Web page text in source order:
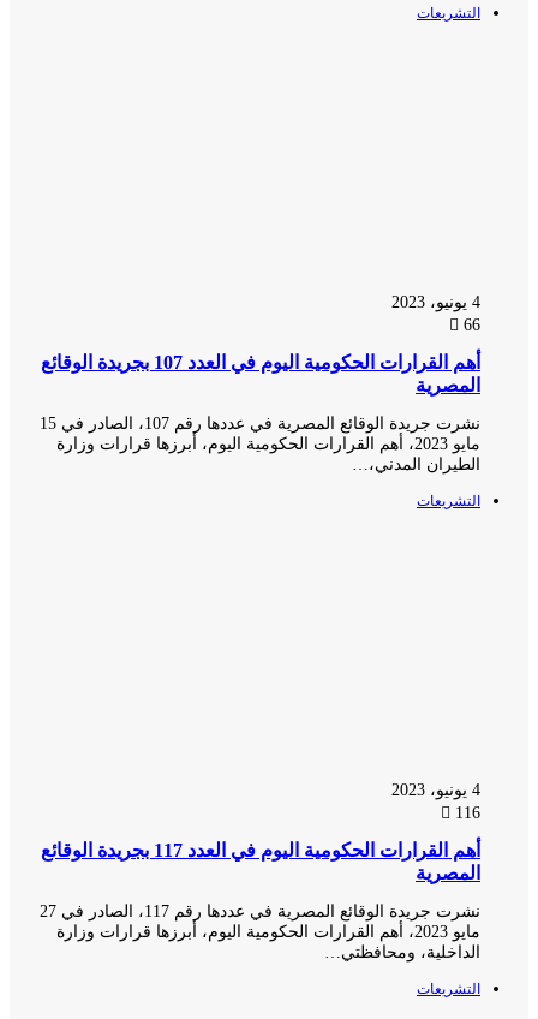
التشريعات
أهم القرارات الحكومية اليوم في العدد 107 بجريدة الوقائع
المصرية
نشرت جريدة الوقائع المصرية في عددها رقم 107، الصادر في 15
مايو 2023، أهم القرارات الحكومية اليوم، أبرزها قرارات وزارة
الطيران المدني،…
التشريعات
أهم القرارات الحكومية اليوم في العدد 117 بجريدة الوقائع
المصرية
نشرت جريدة الوقائع المصرية في عددها رقم 117، الصادر في 27
مايو 2023، أهم القرارات الحكومية اليوم، أبرزها قرارات وزارة
الداخلية، ومحافظتي…
التشريعات